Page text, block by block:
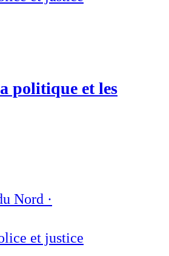
politique et les
Nord ·
et justice